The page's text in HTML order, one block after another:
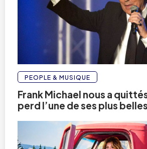
PEOPLE & MUSIQUE
Frank Michael nous a
perd l’une de ses plus